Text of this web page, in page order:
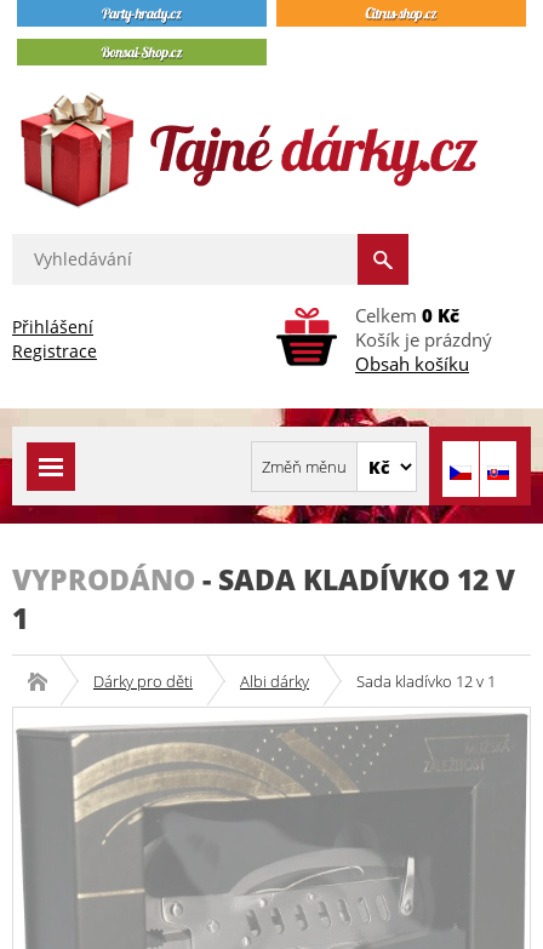
Přihlášení
Registrace
Celkem 0 Kč
Košík je prázdný
Obsah košíku
VYPRODÁNO - SADA KLADÍVKO 12 V
1
Dárky pro děti Albi dárky Sada kladívko 12 v 1